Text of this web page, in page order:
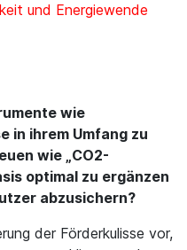
und Energiewende
wie
in ihrem Umfang zu
wie „CO2-
optimal zu ergänzen
abzusichern?
der Förderkulisse vor,